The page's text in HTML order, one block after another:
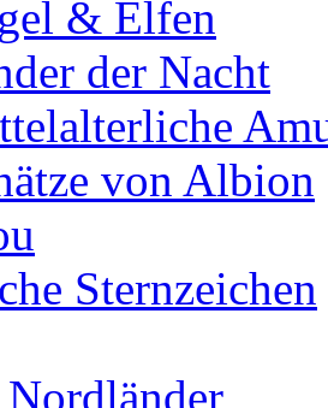
& Elfen
der Nacht
von Albion
Sternzeichen